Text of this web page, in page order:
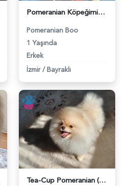
Pomeranian Köpeğimiz için Eş arıyoruz - 118984274
Pomeranian Boo
1 Yaşında
Erkek
İzmir / Bayraklı
Tea-Cup Pomeranian (Boo) Erkek Köpeğim İçin Uygun Dişi Eş Aranıyor! - 118984139